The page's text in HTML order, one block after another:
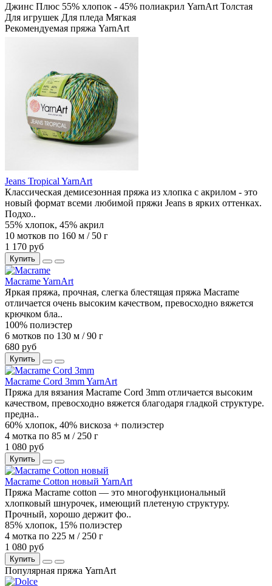
Джинс Плюс 55% хлопок - 45% полиакрил YarnArt Толстая
Для игрушек Для пледа Мягкая
Рекомендуемая пряжа YarnArt
Jeans Tropical YarnArt
Классическая демисезонная пряжа из хлопка с акрилом - это
новый формат всеми любимой пряжи Jeans в ярких оттенках.
Подхо..
55% хлопок, 45% акрил
10 мотков по 160 м / 50 г
1 170 руб
Купить
Macrame YarnArt
Яркая пряжа, прочная, слегка блестящая пряжа Macrame
отличается очень высоким качеством, превосходно вяжется
крючком бла..
100% полиэстер
6 мотков по 130 м / 90 г
680 руб
Купить
Macrame Cord 3mm YarnArt
Пряжа для вязания Macrame Cord 3mm отличается высоким
качеством, превосходно вяжется благодаря гладкой структуре.
предна..
60% хлопок, 40% вискоза + полиэстер
4 мотка по 85 м / 250 г
1 080 руб
Купить
Macrame Cotton новый YarnArt
Пряжа Macrame cotton — это многофункциональный
хлопковый шнурочек, имеющий плетеную структуру.
Прочный, хорошо держит фо..
85% хлопок, 15% полиэстер
4 мотка по 225 м / 250 г
1 080 руб
Купить
Популярная пряжа YarnArt